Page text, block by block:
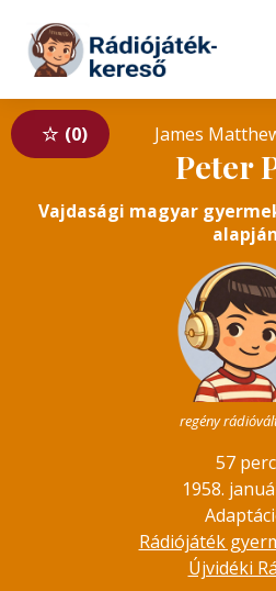
Tovább a tartalomhoz
0 James
Peter
Vajdasági magyar
alapján
regény
57 perc
1958.
Rádiójáték
Újvidéki